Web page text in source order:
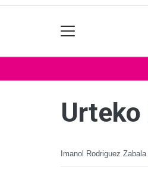
Imanol Rodriguez Zabala